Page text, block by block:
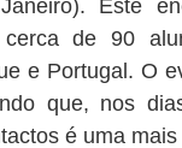
Este
de 90
e Portugal. O
que, nos
é uma